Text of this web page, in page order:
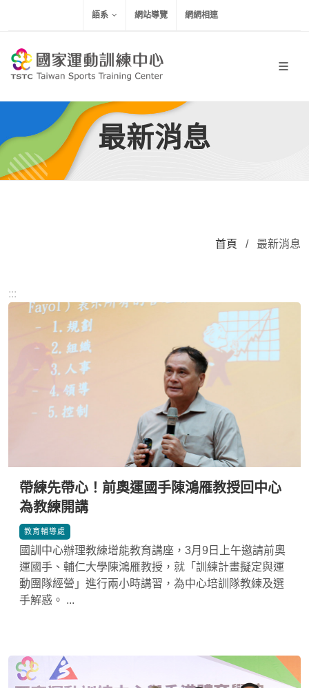
語系 網站導覽 網網相連
最新消息
首頁 / 最新消息
:::
帶練先帶心！前奧運國手陳鴻雁教授回中心
為教練開講
教育輔導處 *
國訓中心辦理教練增能教育講座，3月9日上午邀請前奧
運國手、輔仁大學陳鴻雁教授，就「訓練計畫擬定與運
動團隊經營」進行兩小時講習，為中心培訓隊教練及選
手解惑。 ...